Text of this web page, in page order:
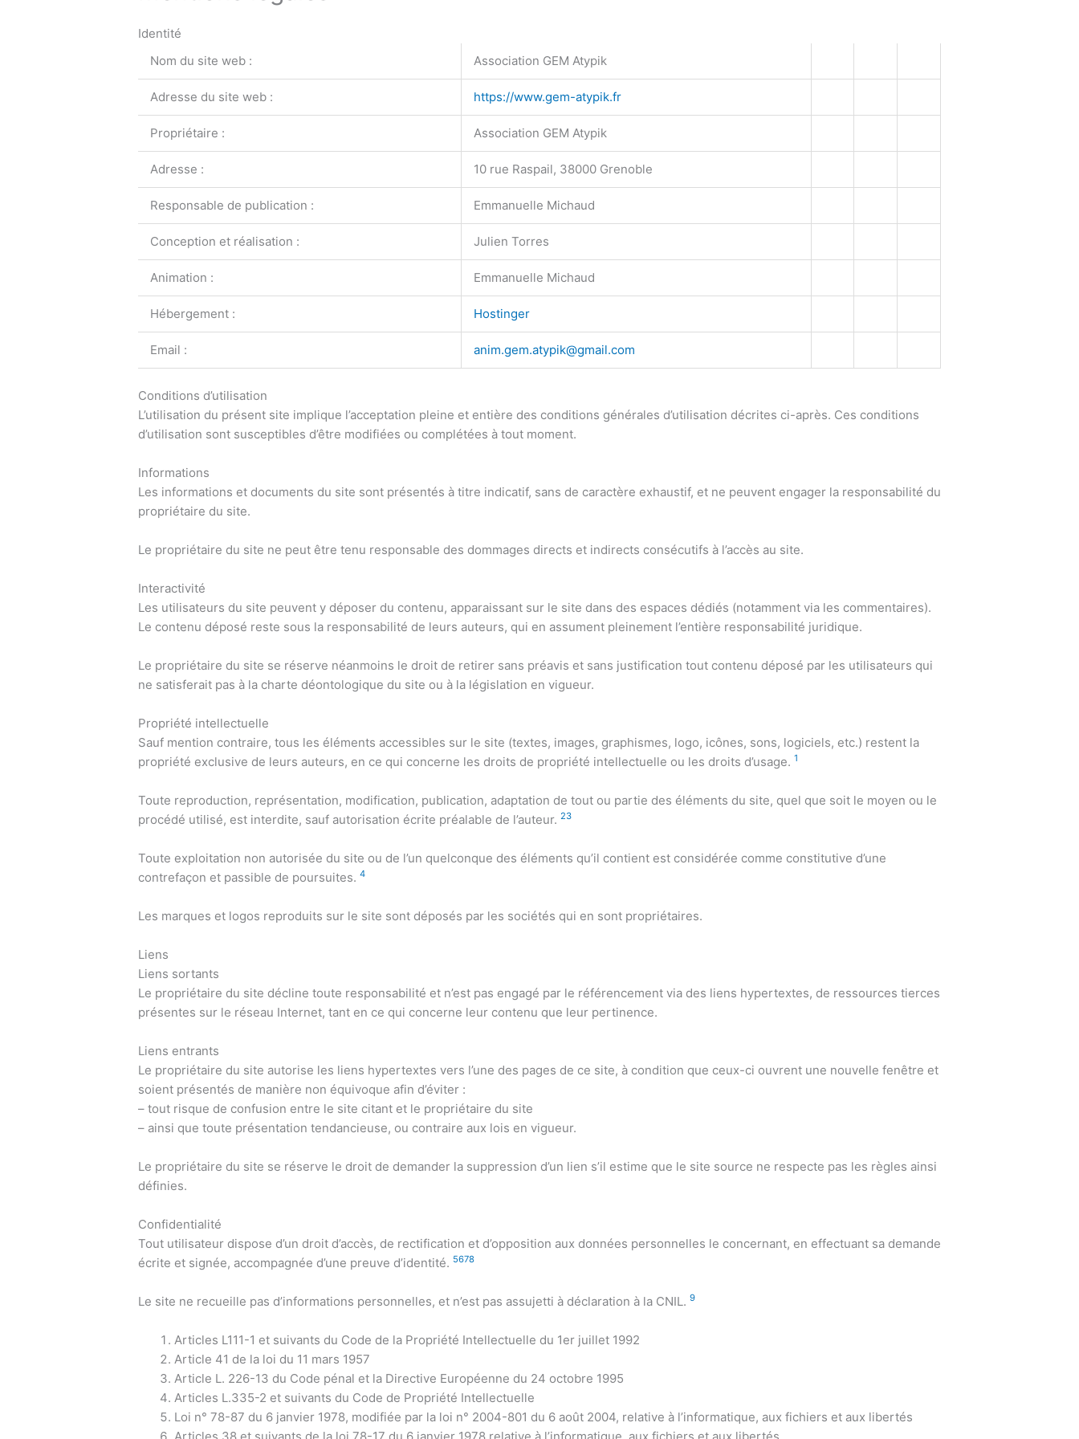
Identité
Nom du site web :
Association GEM Atypik
Adresse du site web : https://www.gem-atypik.fr
Propriétaire : Association GEM Atypik
Adresse : 10 rue Raspail, 38000 Grenoble
Responsable de publication : Emmanuelle Michaud
Conception et réalisation : Julien Torres
Animation : Emmanuelle Michaud
Hébergement : Hostinger
Email : anim.gem.atypik@gmail.com
Conditions d’utilisation
L’utilisation du présent site implique l’acceptation pleine et entière des conditions générales d’utilisation décrites ci-après. Ces conditions
d’utilisation sont susceptibles d’être modifiées ou complétées à tout moment.
Informations
Les informations et documents du site sont présentés à titre indicatif, sans de caractère exhaustif, et ne peuvent engager la responsabilité du
propriétaire du site.
Le propriétaire du site ne peut être tenu responsable des dommages directs et indirects consécutifs à l’accès au site.
Interactivité
Les utilisateurs du site peuvent y déposer du contenu, apparaissant sur le site dans des espaces dédiés (notamment via les commentaires).
Le contenu déposé reste sous la responsabilité de leurs auteurs, qui en assument pleinement l’entière responsabilité juridique.
Le propriétaire du site se réserve néanmoins le droit de retirer sans préavis et sans justification tout contenu déposé par les utilisateurs qui
ne satisferait pas à la charte déontologique du site ou à la législation en vigueur.
Propriété intellectuelle
Sauf mention contraire, tous les éléments accessibles sur le site (textes, images, graphismes, logo, icônes, sons, logiciels, etc.) restent la
propriété exclusive de leurs auteurs, en ce qui concerne les droits de propriété intellectuelle ou les droits d’usage. 1
Toute reproduction, représentation, modification, publication, adaptation de tout ou partie des éléments du site, quel que soit le moyen ou le
procédé utilisé, est interdite, sauf autorisation écrite préalable de l’auteur. 23
Toute exploitation non autorisée du site ou de l’un quelconque des éléments qu’il contient est considérée comme constitutive d’une
contrefaçon et passible de poursuites. 4
Les marques et logos reproduits sur le site sont déposés par les sociétés qui en sont propriétaires.
Liens
Liens sortants
Le propriétaire du site décline toute responsabilité et n’est pas engagé par le référencement via des liens hypertextes, de ressources tierces
présentes sur le réseau Internet, tant en ce qui concerne leur contenu que leur pertinence.
Liens entrants
Le propriétaire du site autorise les liens hypertextes vers l’une des pages de ce site, à condition que ceux-ci ouvrent une nouvelle fenêtre et
soient présentés de manière non équivoque afin d’éviter :
– tout risque de confusion entre le site citant et le propriétaire du site
– ainsi que toute présentation tendancieuse, ou contraire aux lois en vigueur.
Le propriétaire du site se réserve le droit de demander la suppression d’un lien s’il estime que le site source ne respecte pas les règles ainsi
définies.
Confidentialité
Tout utilisateur dispose d’un droit d’accès, de rectification et d’opposition aux données personnelles le concernant, en effectuant sa demande
écrite et signée, accompagnée d’une preuve d’identité. 5678
Le site ne recueille pas d’informations personnelles, et n’est pas assujetti à déclaration à la CNIL. 9
Articles L111-1 et suivants du Code de la Propriété Intellectuelle du 1er juillet 1992
Article 41 de la loi du 11 mars 1957
Article L. 226-13 du Code pénal et la Directive Européenne du 24 octobre 1995
Articles L.335-2 et suivants du Code de Propriété Intellectuelle
Loi n° 78-87 du 6 janvier 1978, modifiée par la loi n° 2004-801 du 6 août 2004, relative à l’informatique, aux fichiers et aux libertés